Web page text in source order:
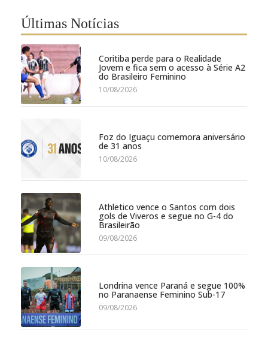
Últimas Notícias
Coritiba perde para o Realidade
Jovem e fica sem o acesso à Série A2
do Brasileiro Feminino
10/08/2026
Foz do Iguaçu comemora aniversário
de 31 anos
10/08/2026
Athletico vence o Santos com dois
gols de Viveros e segue no G-4 do
Brasileirão
09/08/2026
Londrina vence Paraná e segue 100%
no Paranaense Feminino Sub-17
09/08/2026